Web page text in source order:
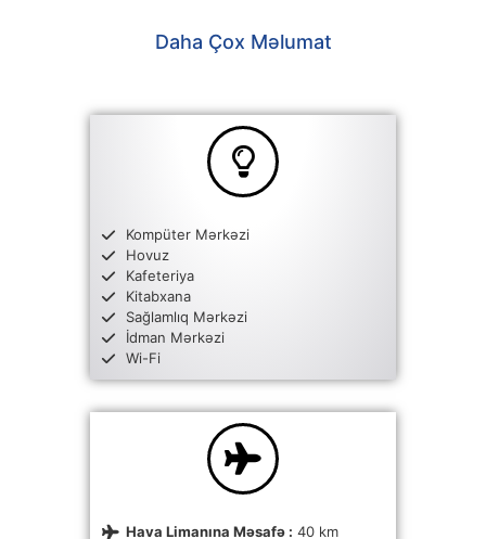
Daha Çox Məlumat
Kompüter Mərkəzi
Hovuz
Kafeteriya
Kitabxana
Sağlamlıq Mərkəzi
İdman Mərkəzi
Wi-Fi
Hava Limanına Məsafə : 40 km